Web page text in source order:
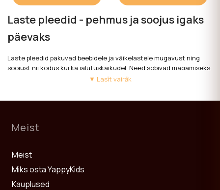
Laste pleedid - pehmus ja soojus igaks
päevaks
Laste pleedid pakuvad beebidele ja väikelastele mugavust ning
soojust nii kodus kui ka jalutuskäikudel. Need sobivad magamiseks,
puhkamiseks ja igapäevaseks kasutamiseks erinevates
värvid ja mustrid võimaldavad valida sobiva lahenduse igale
Pleede on lihtne hooldada ja pesta ning need säilitavad oma
pehmuse ka pärast sagedast kasutamist. Need sobivad
suurepäraselt ka praktiliseks kingituseks vastsündinule.
▼ Lasīt vairāk
Meist
Meist
Miks osta YappyKids
Kauplused